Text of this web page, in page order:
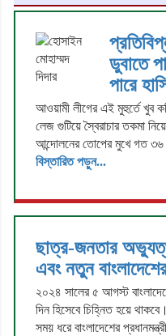
ডুবাতে
পারে
আওয়ামী লীগের এই মুহুর্তে খুব
লেজ গুটিয়ে স্বৈরাচার তকমা
আন্দোলনের তোপের মুখে গত
বিস্তারিত পড়ুন...
ছাত্র-জনতার
এবং নতুন
২০২৪ সালের ৫ আগস্ট
দিন হিসেবে চিহ্নিত হয়ে
সময় ধরে বাংলাদেশের